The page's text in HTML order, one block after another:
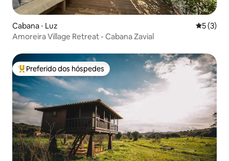
Cabana ⋅ Luz 5 de
5 (3)
Amoreira Village Retreat - Cabana Zavial
Entre os melhores preferidos dos hóspedes
Preferido dos hóspedes